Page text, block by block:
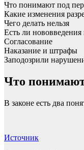
Что понимают под
Какие изменения
Чего делать нельзя
Есть ли нововведения
Согласование
Наказание и штрафы
Заподозрили
Что
В законе есть два
Источник